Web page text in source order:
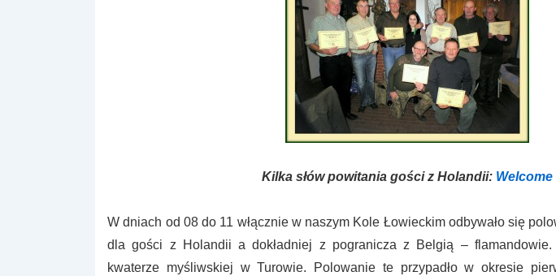
Kilka słów powitania gości z Holandii: Welcome
W dniach od 08 do 11 włącznie w naszym Kole Łowieckim odbywało się
dla gości z Holandii a dokładniej z pogranicza z Belgią –
kwaterze myśliwskiej w Turowie. Polowanie te przypadło w okresie